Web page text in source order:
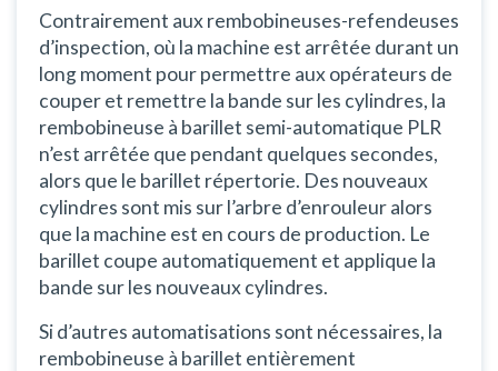
Contrairement aux rembobineuses-refendeuses
d’inspection, où la machine est arrêtée durant un
long moment pour permettre aux opérateurs de
couper et remettre la bande sur les cylindres, la
rembobineuse à barillet semi-automatique PLR
n’est arrêtée que pendant quelques secondes,
alors que le barillet répertorie. Des nouveaux
cylindres sont mis sur l’arbre d’enrouleur alors
que la machine est en cours de production. Le
barillet coupe automatiquement et applique la
bande sur les nouveaux cylindres.
Si d’autres automatisations sont nécessaires, la
rembobineuse à barillet entièrement